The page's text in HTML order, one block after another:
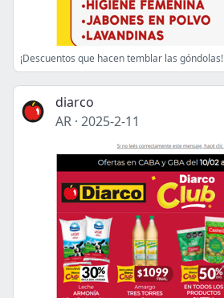
¡Descuentos que hacen temblar las
diarco
AR · 2025-2-11